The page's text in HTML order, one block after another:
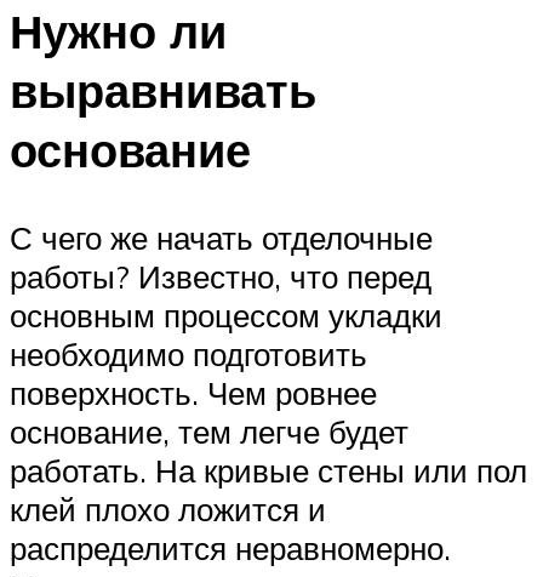
Нужно ли
выравнивать
основание
С чего же начать отделочные
работы? Известно, что перед
основным процессом укладки
необходимо подготовить
поверхность. Чем ровнее
основание, тем легче будет
работать. На кривые стены или пол
клей плохо ложится и
распределится неравномерно.